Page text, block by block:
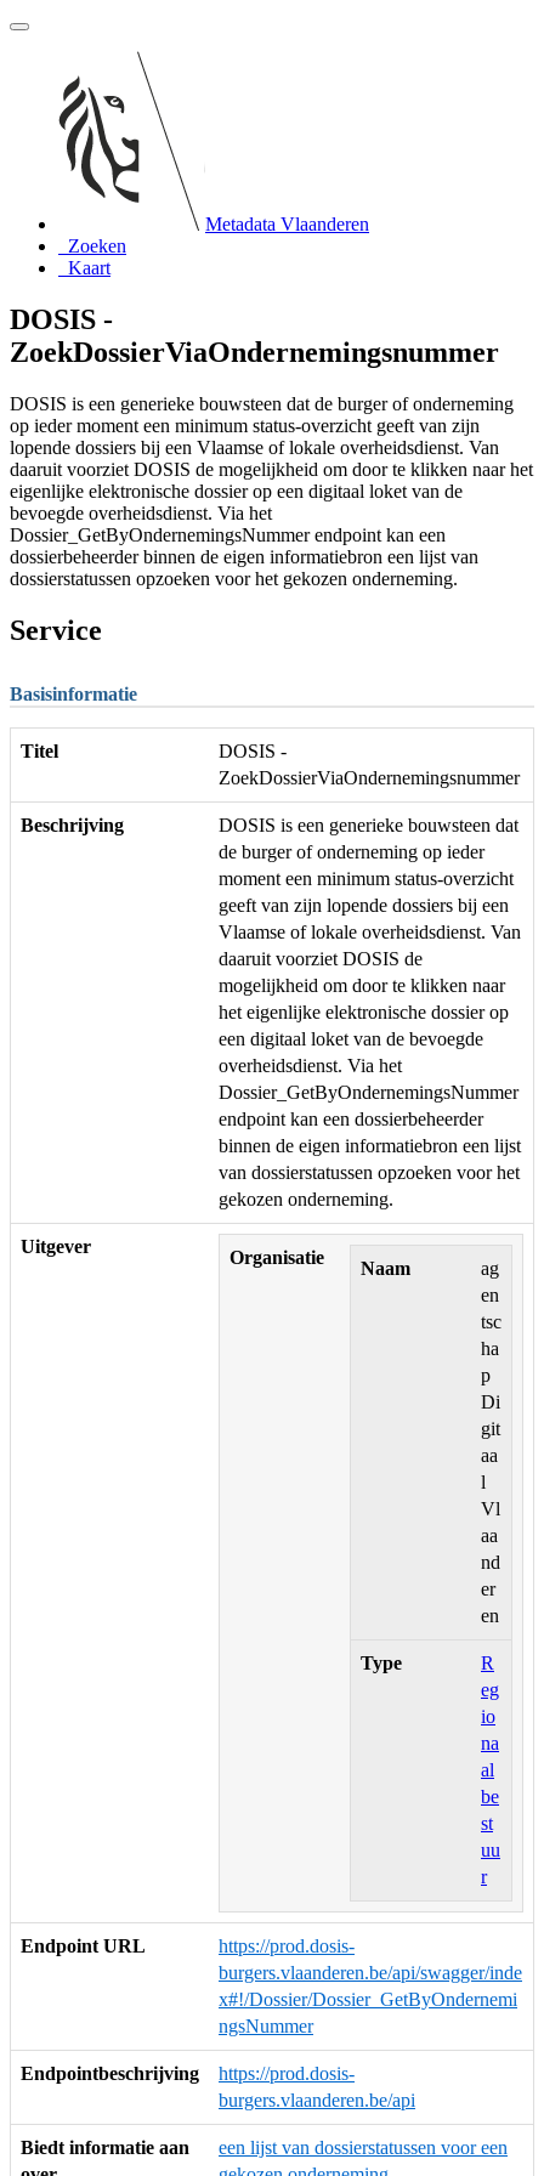
Metadata Vlaanderen
Zoeken
Kaart
DOSIS -
ZoekDossierViaOndernemingsnummer
DOSIS is een generieke bouwsteen dat de burger of onderneming
op ieder moment een minimum status-overzicht geeft van zijn
lopende dossiers bij een Vlaamse of lokale overheidsdienst. Van
daaruit voorziet DOSIS de mogelijkheid om door te klikken naar het
eigenlijke elektronische dossier op een digitaal loket van de
bevoegde overheidsdienst. Via het
Dossier_GetByOndernemingsNummer endpoint kan een
dossierbeheerder binnen de eigen informatiebron een lijst van
dossierstatussen opzoeken voor het gekozen onderneming.
Service
Basisinformatie
Titel
DOSIS -
ZoekDossierViaOndernemingsnummer
Beschrijving
DOSIS is een generieke bouwsteen dat
de burger of onderneming op ieder
moment een minimum status-overzicht
geeft van zijn lopende dossiers bij een
Vlaamse of lokale overheidsdienst. Van
daaruit voorziet DOSIS de
mogelijkheid om door te klikken naar
het eigenlijke elektronische dossier op
een digitaal loket van de bevoegde
overheidsdienst. Via het
Dossier_GetByOndernemingsNummer
endpoint kan een dossierbeheerder
binnen de eigen informatiebron een lijst
van dossierstatussen opzoeken voor het
gekozen onderneming.
Uitgever
Organisatie
Naam
ag
en
tsc
ha
p
Di
git
aa
l
Vl
aa
nd
er
en
Type
R
eg
io
na
al
be
st
uu
r
Endpoint URL
https://prod.dosis-
burgers.vlaanderen.be/api/swagger/inde
x#!/Dossier/Dossier_GetByOndernemi
ngsNummer
Endpointbeschrijving
https://prod.dosis-
burgers.vlaanderen.be/api
Biedt informatie aan
een lijst van dossierstatussen voor een